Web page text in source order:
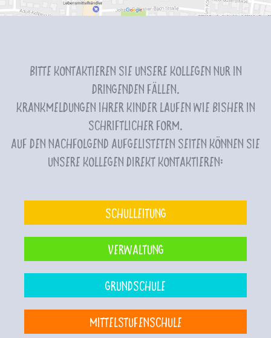
Bitte kontaktieren Sie unsere Kollegen nur in
dringenden Fällen.
Krankmeldungen Ihrer Kinder laufen wie bisher in
schriftlicher Form.
Auf den nachfolgend aufgelisteten Seiten können Sie
unsere Kollegen direkt kontaktieren:
Schulleitung
Verwaltung
Grundschule
Mittelstufenschule